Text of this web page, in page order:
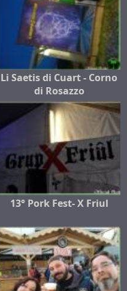
Li Saetis di Cuart - Corno
di Rosazzo
13° Pork Fest- X Friul